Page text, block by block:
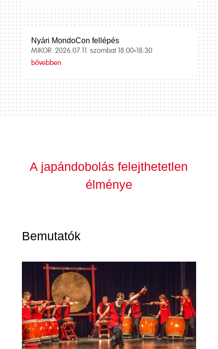
Nyári MondoCon fellépés
MIKOR: 2026.07.11. szombat 18:00-18:30
bővebben
A japándobolás felejthetetlen
élménye
Bemutatók